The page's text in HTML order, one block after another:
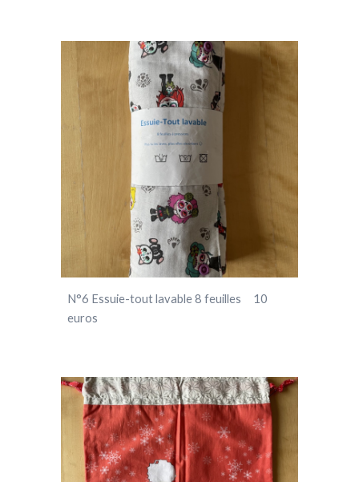
N°6 Essuie-tout lavable 8 feuilles 10
euros